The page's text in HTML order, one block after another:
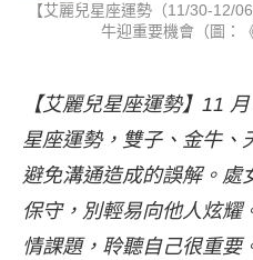
【艾麗兒星座運勢（11/30-12/
牛迎重要機會（圖：
【艾麗兒星座運勢】11
星座運勢，雙子、金牛、
避免溝通造成的誤解。處
保守，別輕易向他人炫耀
情課題，聆聽自己很重要